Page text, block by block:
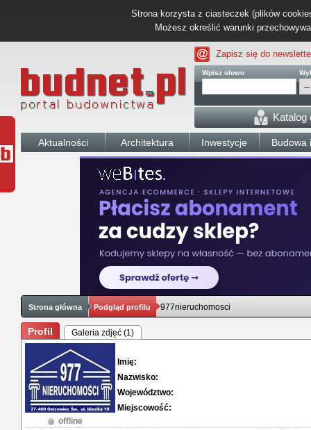
Strona korzysta z ciasteczek (plików
Możesz określić warunki
Zapisz się do
Wpisz słowo
Katalog
Aktualności Architektura Inwestycje Budowa
Strona główna Podgląd profilu 977nieruchomosci
Profil Galeria zdjęć (1)
offline
Imię:
Nazwisko:
Województwo:
Miejscowość: